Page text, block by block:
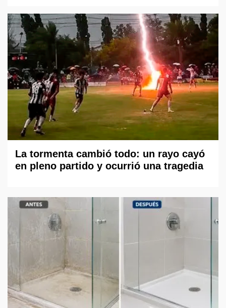
La tormenta cambió todo: un rayo cayó
en pleno partido y ocurrió una tragedia